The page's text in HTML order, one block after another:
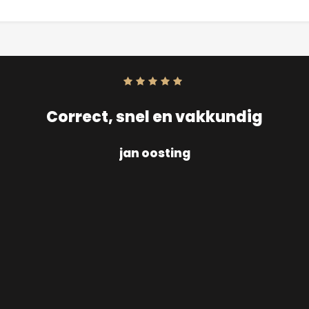
10
Correct, snel en vakkundig
jan oosting